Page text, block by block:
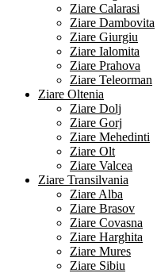
Ziare Calarasi
Ziare Dambovita
Ziare Giurgiu
Ziare Ialomita
Ziare Prahova
Ziare Teleorman
Ziare Oltenia
Ziare Dolj
Ziare Gorj
Ziare Mehedinti
Ziare Olt
Ziare Valcea
Ziare Transilvania
Ziare Alba
Ziare Brasov
Ziare Covasna
Ziare Harghita
Ziare Mures
Ziare Sibiu